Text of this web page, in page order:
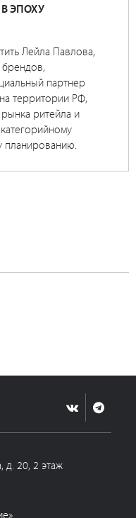
ЭПОХУ
Лейла Павлова,
брендов,
партнер
территории РФ,
ритейла и
планированию.
д. 20, 2 этаж